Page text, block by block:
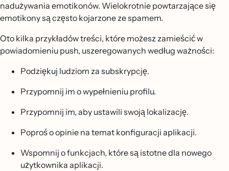
nadużywania emotikonów. Wielokrotnie powtarzające się
emotikony są często kojarzone ze spamem.
Oto kilka przykładów treści, które możesz zamieścić w
powiadomieniu push, uszeregowanych według ważności:
Podziękuj ludziom za subskrypcję.
Przypomnij im o wypełnieniu profilu.
Przypomnij im, aby ustawili swoją lokalizację.
Poproś o opinie na temat konfiguracji aplikacji.
Wspomnij o funkcjach, które są istotne dla nowego
użytkownika aplikacji.